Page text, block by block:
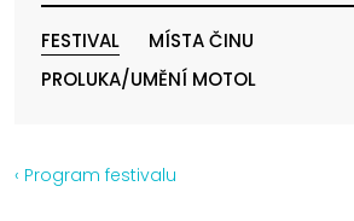
FESTIVAL
MÍSTA ČINU
PROLUKA/UMĚNÍ MOTOL
‹ Program festivalu